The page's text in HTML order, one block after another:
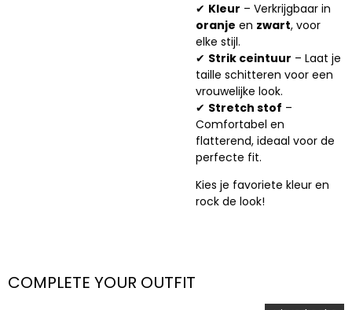
✔ Kleur – Verkrijgbaar in
oranje en zwart, voor
elke stijl.
✔ Strik ceintuur – Laat je
taille schitteren voor een
vrouwelijke look.
✔ Stretch stof –
Comfortabel en
flatterend, ideaal voor de
perfecte fit.
Kies je favoriete kleur en
rock de look!
COMPLETE YOUR OUTFIT